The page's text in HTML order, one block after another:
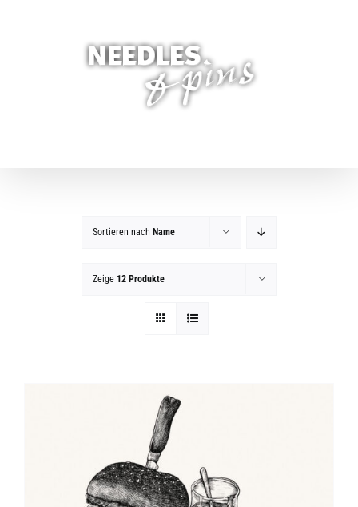
Sortieren nach Name
Zeige 12 Produkte